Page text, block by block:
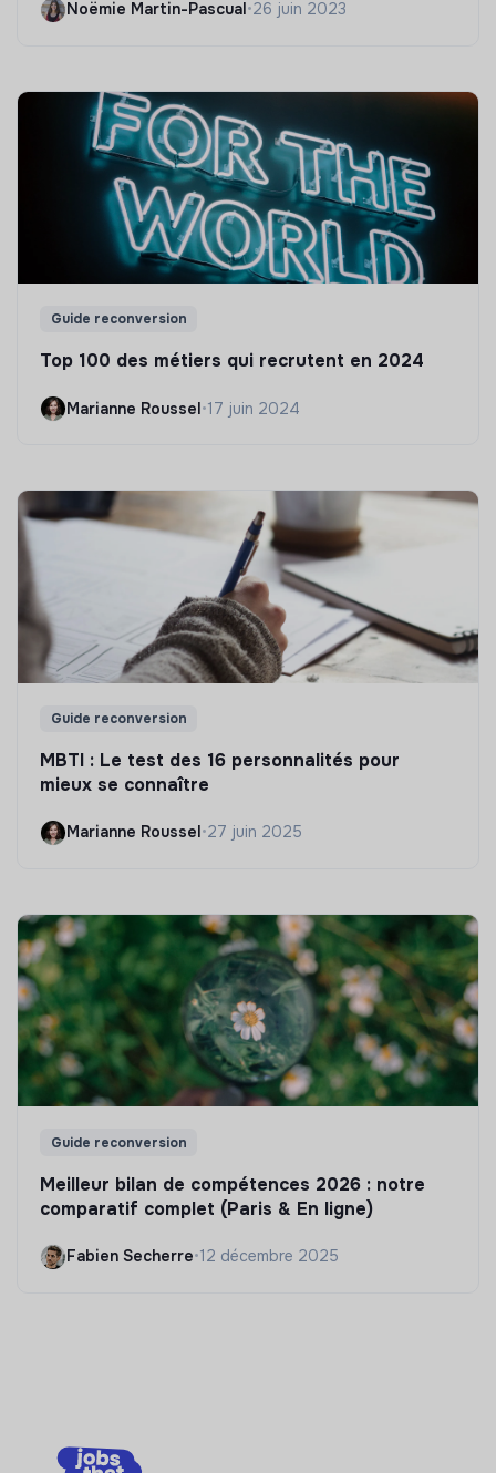
Noëmie Martin-Pascual•26 juin 2023
Guide reconversion
Top 100 des métiers qui recrutent en 2024
Marianne Roussel•17 juin 2024
Guide reconversion
MBTI : Le test des 16 personnalités pour
mieux se connaître
Marianne Roussel •27 juin 2025
Guide reconversion
Meilleur bilan de compétences 2026 : notre
comparatif complet (Paris & En ligne)
Fabien Secherre•12 décembre 2025